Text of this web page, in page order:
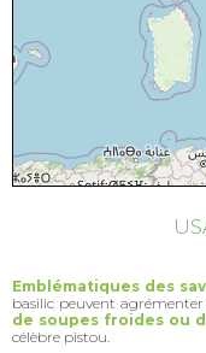
Emblématiques des
basilic peuvent agrémenter
de soupes froides ou
célèbre pistou.